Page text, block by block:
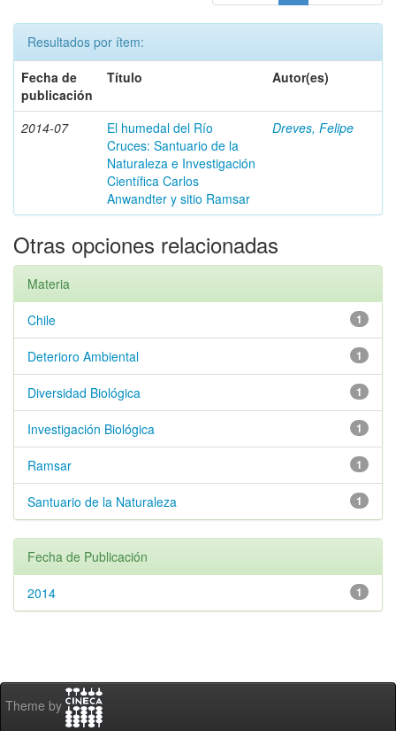
Resultados por ítem:
Fecha de
publicación
Título Autor(es)
2014-07
El humedal del Río
Cruces: Santuario de la
Naturaleza e Investigación
Científica Carlos
Anwandter y sitio Ramsar
Dreves, Felipe
Otras opciones relacionadas
Materia
1
Chile
1
Deterioro Ambiental
1
Diversidad Biológica
1
Investigación Biológica
1
Ramsar
1
Santuario de la Naturaleza
Fecha de Publicación
1
2014
Theme by